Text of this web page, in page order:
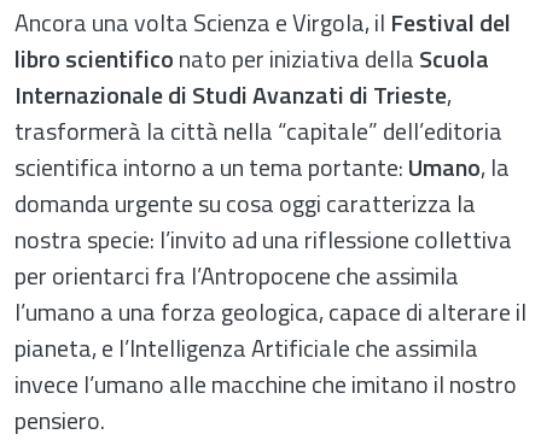
Ancora una volta Scienza e Virgola, il Festival del
libro scientificonato per iniziativa dellaScuola
Internazionale di Studi Avanzati di Trieste,
trasformerà la città nella “capitale” dell’editoria
scientifica intorno a un tema portante:Umano, la
domanda urgente su cosa oggi caratterizza la
nostra specie: l’invito ad una riflessione collettiva
per orientarci fra l’Antropocene che assimila
l’umano a una forza geologica, capace di alterare il
pianeta, e l’Intelligenza Artificiale che assimila
invece l’umano alle macchine che imitano il nostro
pensiero.